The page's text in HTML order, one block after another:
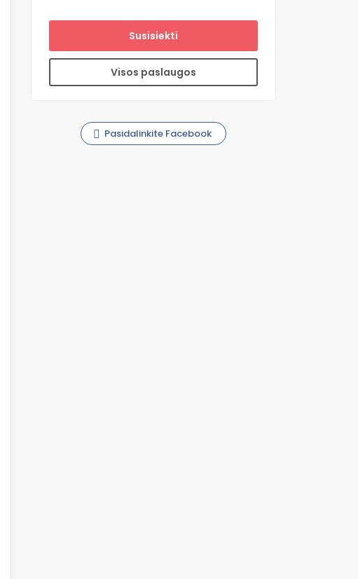
Susisiekti
Visos paslaugos
Pasidalinkite Facebook